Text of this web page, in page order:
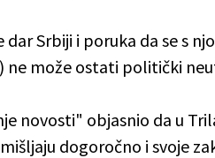
dar Srbiji i poruka da se s
ne može ostati politički
novosti" objasnio da u
dogoročno i svoje